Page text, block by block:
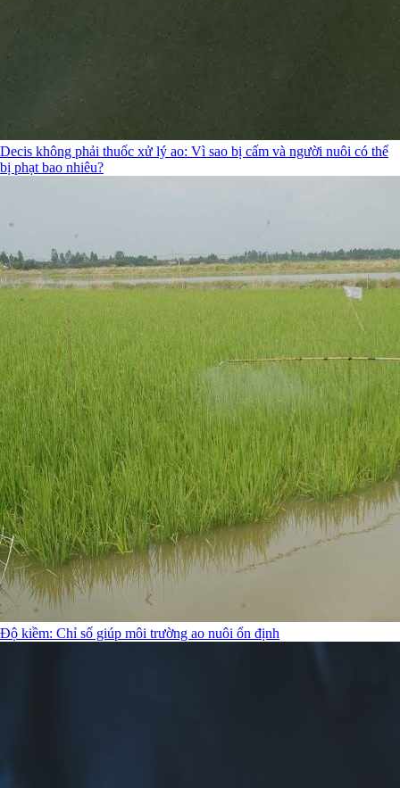
Decis không phải thuốc xử lý ao: Vì sao bị cấm và người nuôi có thể
bị phạt bao nhiêu?
Độ kiềm: Chỉ số giúp môi trường ao nuôi ổn định